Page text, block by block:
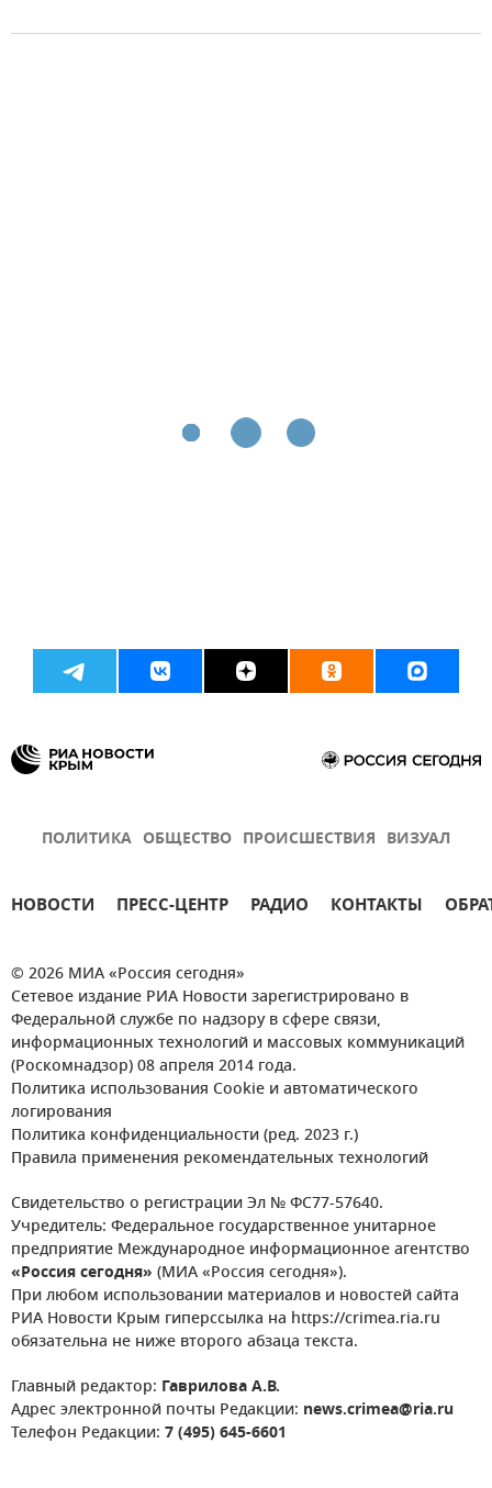
ПОЛИТИКА ОБЩЕСТВО ПРОИСШЕСТВИЯ ВИЗУАЛ
НОВОСТИ ПРЕСС-ЦЕНТР РАДИО КОНТАКТЫ
© 2026 МИА «Россия сегодня»
Сетевое издание РИА Новости зарегистрировано в
Федеральной службе по надзору в сфере связи,
информационных технологий и массовых коммуникаций
(Роскомнадзор) 08 апреля 2014 года.
Политика использования Cookie и автоматического
логирования
Политика конфиденциальности (ред. 2023 г.)
Правила применения рекомендательных технологий
Свидетельство о регистрации Эл № ФС77-57640.
Учредитель: Федеральное государственное унитарное
предприятие Международное информационное агентство
«Россия сегодня» (МИА «Россия сегодня»).
При любом использовании материалов и новостей сайта
РИА Новости Крым гиперссылка на https://crimea.ria.ru
обязательна не ниже второго абзаца текста.
Главный редактор: Гаврилова А.В.
Адрес электронной почты Редакции: news.crimea@ria.ru
Телефон Редакции: 7 (495) 645-6601